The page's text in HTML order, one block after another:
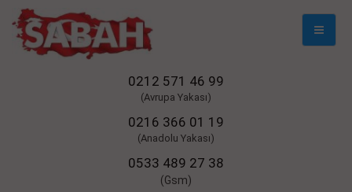
Mobil
0212 571 46 99
(Avrupa Yakası)
0216 366 01 19
(Anadolu Yakası)
0533 489 27 38
(Gsm)